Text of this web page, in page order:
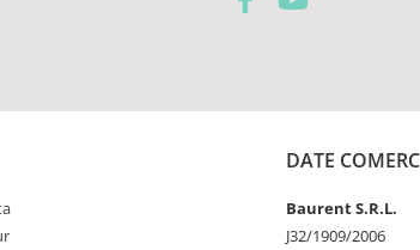
DATE
Baurent S.R.L.
J32/1909/2006